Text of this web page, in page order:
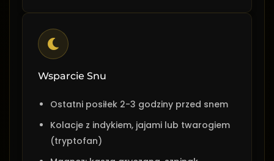
Wsparcie Snu
Ostatni posiłek 2-3 godziny przed snem
Kolacje z indykiem, jajami lub twarogiem
(tryptofan)